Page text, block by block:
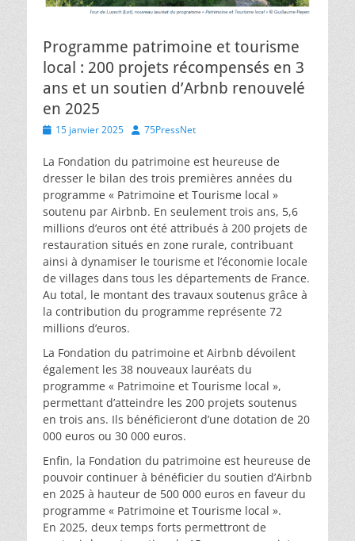
Programme patrimoine et tourisme
local : 200 projets récompensés en 3
ans et un soutien d’Arbnb renouvelé
en 2025
Posted15 janvier 2025 Author
75PressNet
La Fondation du patrimoine est heureuse de
dresser le bilan des trois premières années du
programme « Patrimoine et Tourisme local »
soutenu par Airbnb. En seulement trois ans, 5,6
millions d’euros ont été attribués à 200 projets de
restauration situés en zone rurale, contribuant
ainsi à dynamiser le tourisme et l’économie locale
de villages dans tous les départements de France.
Au total, le montant des travaux soutenus grâce à
la contribution du programme représente 72
millions d’euros.
La Fondation du patrimoine et Airbnb dévoilent
également les 38 nouveaux lauréats du
programme « Patrimoine et Tourisme local »,
permettant d’atteindre les 200 projets soutenus
en trois ans. Ils bénéficieront d’une dotation de 20
000 euros ou 30 000 euros.
Enfin, la Fondation du patrimoine est heureuse de
pouvoir continuer à bénéficier du soutien d’Airbnb
en 2025 à hauteur de 500 000 euros en faveur du
programme « Patrimoine et Tourisme local ».
En 2025, deux temps forts permettront de